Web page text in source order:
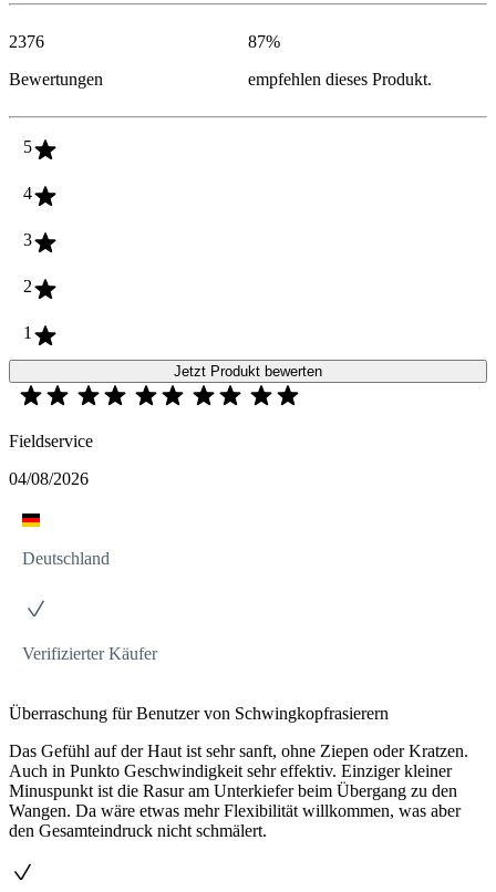
2376
Bewertungen
87%
empfehlen dieses Produkt.
5
4
3
2
1
Jetzt Produkt bewerten
Fieldservice
04/08/2026
Deutschland
Verifizierter Käufer
Überraschung für Benutzer von Schwingkopfrasierern
Das Gefühl auf der Haut ist sehr sanft, ohne Ziepen oder Kratzen.
Auch in Punkto Geschwindigkeit sehr effektiv. Einziger kleiner
Minuspunkt ist die Rasur am Unterkiefer beim Übergang zu den
Wangen. Da wäre etwas mehr Flexibilität willkommen, was aber
den Gesamteindruck nicht schmälert.